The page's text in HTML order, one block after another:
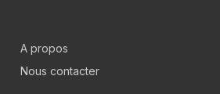
A propos
Nous contacter